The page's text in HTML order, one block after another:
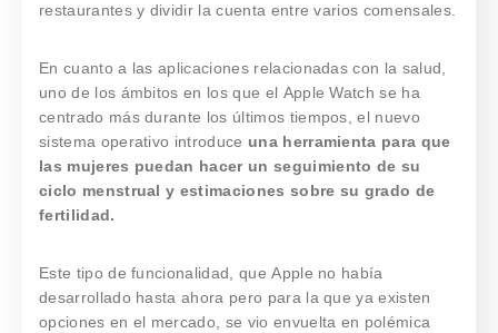
restaurantes y dividir la cuenta entre varios comensales.
En cuanto a las aplicaciones relacionadas con la salud,
uno de los ámbitos en los que el Apple Watch se ha
centrado más durante los últimos tiempos, el nuevo
sistema operativo introduce una herramienta para que
las mujeres puedan hacer un seguimiento de su
ciclo menstrual y estimaciones sobre su grado de
fertilidad.
Este tipo de funcionalidad, que Apple no había
desarrollado hasta ahora pero para la que ya existen
opciones en el mercado, se vio envuelta en polémica